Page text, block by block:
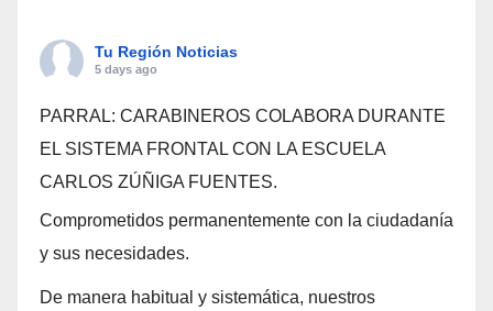
Tu Región Noticias
5 days ago
PARRAL: CARABINEROS COLABORA DURANTE
EL SISTEMA FRONTAL CON LA ESCUELA
CARLOS ZÚÑIGA FUENTES.
Comprometidos permanentemente con la ciudadanía
y sus necesidades.
De manera habitual y sistemática, nuestros